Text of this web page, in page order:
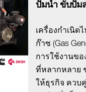
ปั๊มน้ำ ขับปั๊ม
เครื่องกำเนิด
ก๊าซ (Gas
การใช้งานข
ที่หลากหลาย
ให้ธุรกิจ ควบ